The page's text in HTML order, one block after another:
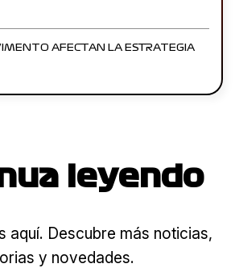
AFECTAN LA ESTRATEGIA
leyendo
aquí. Descubre más noticias,
y novedades.